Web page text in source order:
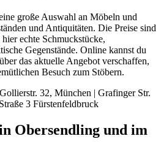
große Auswahl an Möbeln und
und Antiquitäten. Die Preise sind
echte Schmuckstücke,
Gegenstände. Online kannst du
das aktuelle Angebot verschaffen,
Besuch zum Stöbern.
32, München | Grafinger Str.
3 Fürstenfeldbruck
Obersendling und im